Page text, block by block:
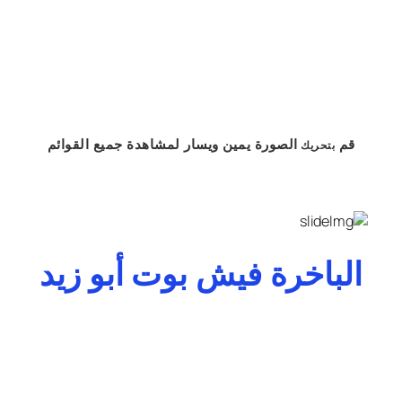
قم بتحريك الصورة يمين ويسار لمشاهدة جميع القوائم
الباخرة فيش بوت أبو زيد